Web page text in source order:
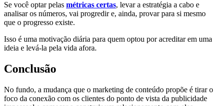
Se você optar pelas métricas certas, levar a estratégia a cabo e
analisar os números, vai progredir e, ainda, provar para si mesmo
que o progresso existe.
Isso é uma motivação diária para quem optou por acreditar em uma
ideia e levá-la pela vida afora.
Conclusão
No fundo, a mudança que o marketing de conteúdo propõe é tirar o
foco da conexão com os clientes do ponto de vista da publicidade